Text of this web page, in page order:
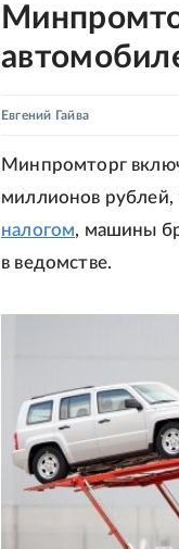
Евгений Гайва
Минпромторг
миллионов
налогом, машины
в ведомстве.